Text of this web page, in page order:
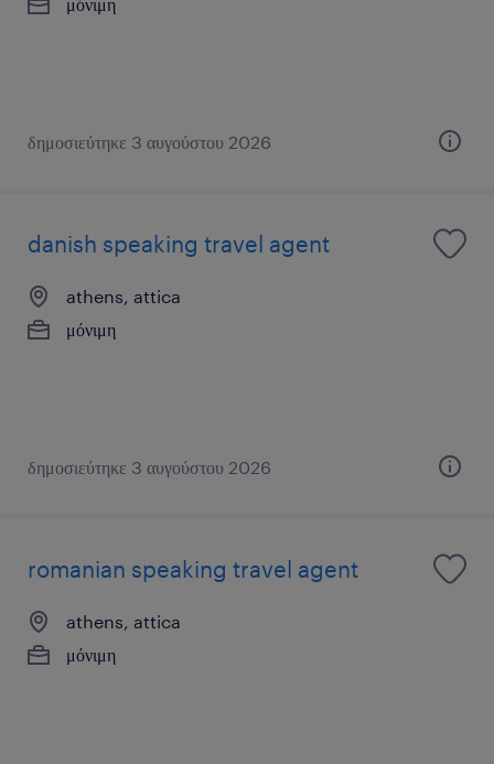
δημοσιεύτηκε 3 αυγούστου 2026
danish speaking travel agent
athens, attica
μόνιμη
δημοσιεύτηκε 3 αυγούστου 2026
romanian speaking travel agent
athens, attica
μόνιμη